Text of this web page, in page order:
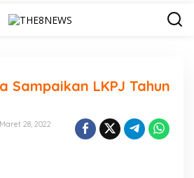
Sampaikan LKPJ Tahun
28, 2022